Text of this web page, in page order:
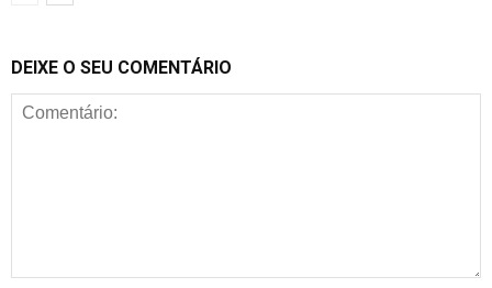
DEIXE O SEU COMENTÁRIO